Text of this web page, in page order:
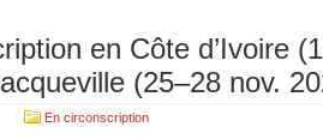
en Côte d’Ivoire
(25–28 nov.
En circonscription